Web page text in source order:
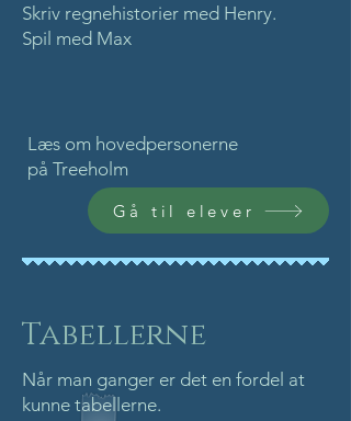
Skriv regnehistorier med Henry.
Spil med Max
Læs om hovedpersonerne
på Treeholm
Gå til elever
Tabellerne
Når man ganger er det en fordel at
kunne tabellerne.